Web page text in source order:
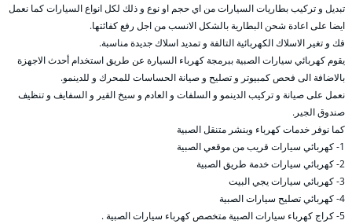
تبديل و تركيب بطاريات السيارات من اي حجم او نوع و ذلك لكل انواع السيارات كما نعمل
ايضا على اعادة شحن البطارية بالشكل الانسب من اجل رفع كفائتها.
فك و تغير الاسلاك الكهربائية التالفة و تمديد اسلاك جديدة مناسبة.
يقوم كهربائي سيارات الصبية ببرمجة كهرباء السيارة عن طريق استخدام أحدث الاجهزة
بالاضافة الى فحص كمبيوتر و تصليح و صيانة الحساسات للمحرك و للدينمو.
نعمل على صيانة و تركيب الدينمو و السلفات و العادم و سيخ القير و السفايف و تنظيف
صندوق الجير.
كما نوفر خدمات كهرباء وبنشر متنقل الصبية
1- كهربائي سيارات قريب من موقعي الصبية
2- كهربائي سيارات خدمة طريق الصبية
3- كهربائي سيارات يجي البيت
4- كهربائي تصليح سيارات الصبية
5- كراج كهرباء سيارات الصبية متخصص كهرباء سيارات الصبية .